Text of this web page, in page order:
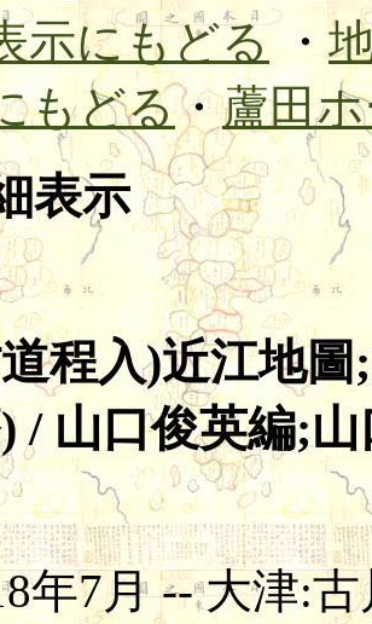
示にもどる・
もどる・蘆田
表示
程入)近江地
/ 山口俊英編;
年7月 -- 大津: